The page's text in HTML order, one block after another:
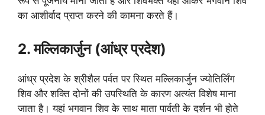
का आशीर्वाद प्राप्त करने की कामना करते हैं।
2. मल्लिकार्जुन (आंध्र प्रदेश)
आंध्र प्रदेश के श्रीशैल पर्वत पर स्थित मल्लिकार्जुन ज्योतिर्लिंग
शिव और शक्ति दोनों की उपस्थिति के कारण अत्यंत विशेष माना
जाता है। यहां भगवान शिव के साथ माता पार्वती के दर्शन भी होते